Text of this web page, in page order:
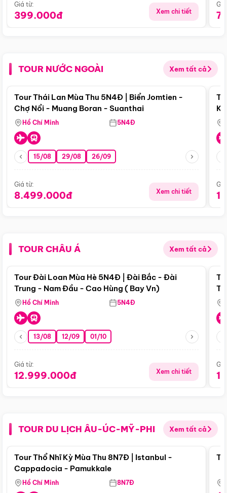
Giá từ:
399.000đ Xem chi tiết
TOUR NƯỚC NGOÀI Xem tất cả
Điểm nổi bật
Tour Thái Lan Mùa Thu 5N4Đ | Biển Jomtien -
Chợ Nổi - Muang Boran - Suanthai
Hồ Chí Minh 5N4Đ
15/08 29/08 26/09
Giá từ:
8.499.000đ Xem chi tiết
TOUR CHÂU Á Xem tất cả
Điểm nổi bật
Tour Đài Loan Mùa Hè 5N4Đ | Đài Bắc - Đài
Trung - Nam Đầu - Cao Hùng ( Bay Vn)
Hồ Chí Minh 5N4Đ
13/08 12/09 01/10
Giá từ:
12.999.000đ Xem chi tiết
TOUR DU LỊCH ÂU-ÚC-MỸ-PHI Xem tất cả
Điểm nổi bật
Tour Thổ Nhĩ Kỳ Mùa Thu 8N7Đ | Istanbul -
Cappadocia - Pamukkale
Hồ Chí Minh 8N7Đ